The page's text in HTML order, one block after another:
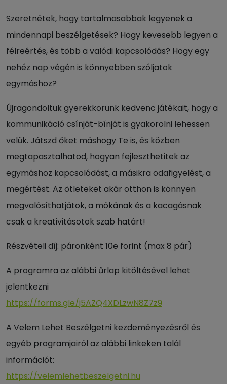
Szeretnétek, hogy tartalmasabbak legyenek a
mindennapi beszélgetések? Hogy kevesebb legyen a
félreértés, és több a valódi kapcsolódás? Hogy egy
nehéz nap végén is könnyebben szóljatok
egymáshoz?
Újragondoltuk gyerekkorunk kedvenc játékait, hogy a
kommunikáció csínját-bínját is gyakorolni lehessen
velük. Játszd őket máshogy Te is, és közben
megtapasztalhatod, hogyan fejleszthetitek az
egymáshoz kapcsolódást, a másikra odafigyelést, a
megértést. Az ötleteket akár otthon is könnyen
megvalósíthatjátok, a mókának és a kacagásnak
csak a kreativitásotok szab határt!
Részvételi díj: páronként 10e forint (max 8 pár)
A programra az alábbi űrlap kitöltésével lehet
jelentkezni
https://forms.gle/j5AZQ4XDLzwN8Z7z9
A Velem Lehet Beszélgetni kezdeményezésről és
egyéb programjairól az alábbi linkeken talál
információt:
https://velemlehetbeszelgetni.hu